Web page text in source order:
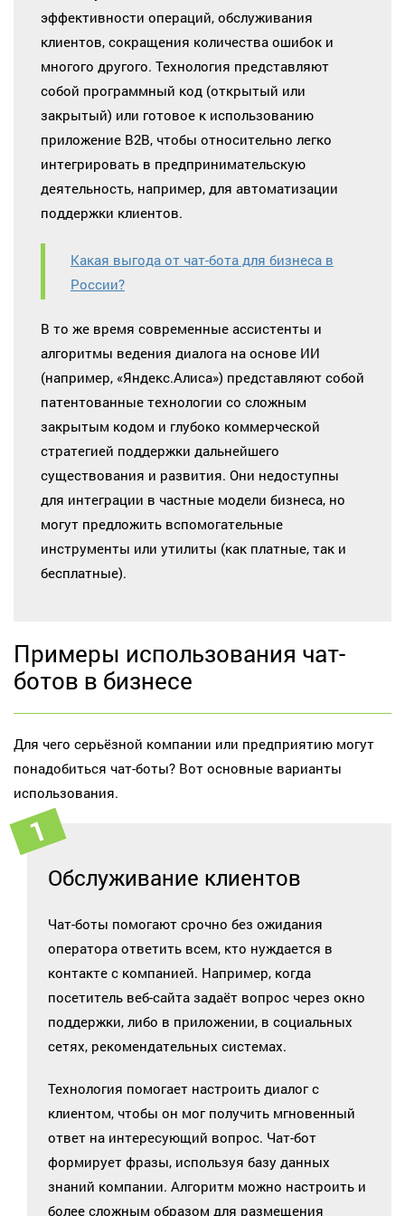
эффективности операций, обслуживания
клиентов, сокращения количества ошибок и
многого другого. Технология представляют
собой программный код (открытый или
закрытый) или готовое к использованию
приложение B2B, чтобы относительно легко
интегрировать в предпринимательскую
деятельность, например, для автоматизации
поддержки клиентов.
Какая выгода от чат-бота для бизнеса в
России?
В то же время современные ассистенты и
алгоритмы ведения диалога на основе ИИ
(например, «Яндекс.Алиса») представляют собой
патентованные технологии со сложным
закрытым кодом и глубоко коммерческой
стратегией поддержки дальнейшего
существования и развития. Они недоступны
для интеграции в частные модели бизнеса, но
могут предложить вспомогательные
инструменты или утилиты (как платные, так и
бесплатные).
Примеры использования чат-
ботов в бизнесе
Для чего серьёзной компании или предприятию могут
понадобиться чат-боты? Вот основные варианты
использования.
Обслуживание клиентов
Чат-боты помогают срочно без ожидания
оператора ответить всем, кто нуждается в
контакте с компанией. Например, когда
посетитель веб-сайта задаёт вопрос через окно
поддержки, либо в приложении, в социальных
сетях, рекомендательных системах.
Технология помогает настроить диалог с
клиентом, чтобы он мог получить мгновенный
ответ на интересующий вопрос. Чат-бот
формирует фразы, используя базу данных
знаний компании. Алгоритм можно настроить и
более сложным образом для размещения